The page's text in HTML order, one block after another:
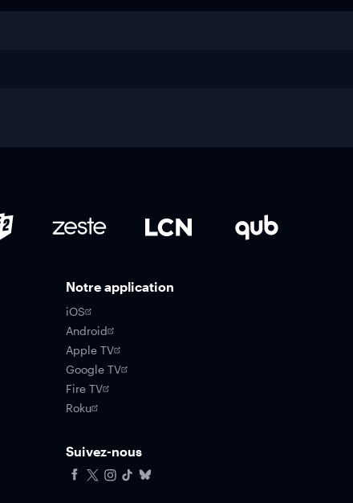
Notre application
iOS
Android
Apple TV
Google TV
Fire TV
Roku
Suivez-nous